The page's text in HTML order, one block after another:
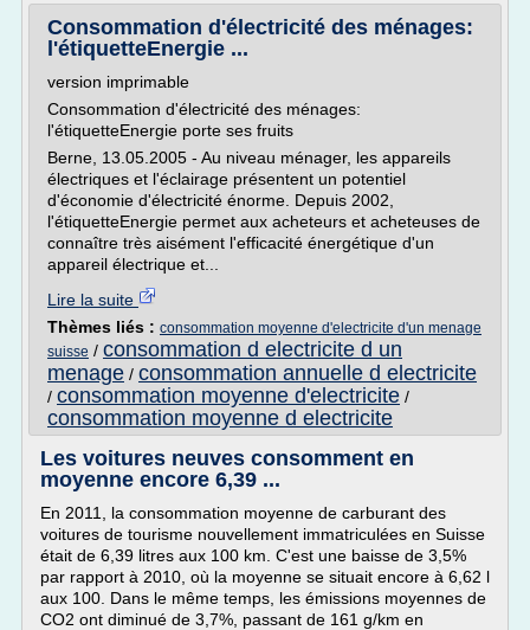
Consommation d'électricité des ménages:
l'étiquetteEnergie ...
version imprimable
Consommation d'électricité des ménages:
l'étiquetteEnergie porte ses fruits
Berne, 13.05.2005 - Au niveau ménager, les appareils
électriques et l'éclairage présentent un potentiel
d'économie d'électricité énorme. Depuis 2002,
l'étiquetteEnergie permet aux acheteurs et acheteuses de
connaître très aisément l'efficacité énergétique d'un
appareil électrique et...
Lire la suite
Thèmes liés : consommation moyenne d'electricite d'un menage
suisse / consommation d electricite d un
menage / consommation annuelle d electricite
/ consommation moyenne d'electricite /
consommation moyenne d electricite
Les voitures neuves consomment en
moyenne encore 6,39 ...
En 2011, la consommation moyenne de carburant des
voitures de tourisme nouvellement immatriculées en Suisse
était de 6,39 litres aux 100 km. C'est une baisse de 3,5%
par rapport à 2010, où la moyenne se situait encore à 6,62 l
aux 100. Dans le même temps, les émissions moyennes de
CO2 ont diminué de 3,7%, passant de 161 g/km en